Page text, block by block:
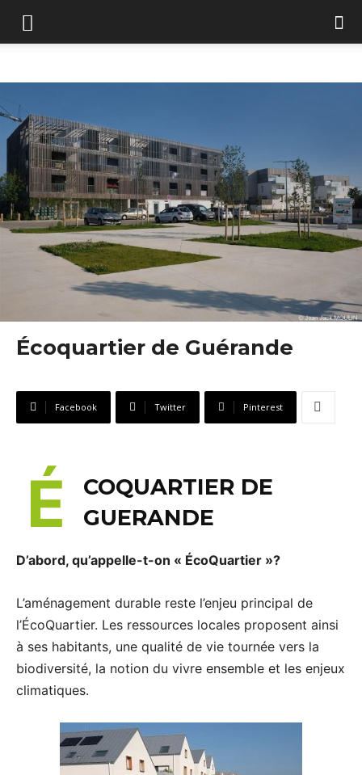
Écoquartier de Guérande
Facebook Twitter Pinterest
É
COQUARTIER DE
GUERANDE
D’abord, qu’appelle-t-on « ÉcoQuartier »?
L’aménagement durable reste l’enjeu principal de
l’ÉcoQuartier. Les ressources locales proposent ainsi
à ses habitants, une qualité de vie tournée vers la
biodiversité, la notion du vivre ensemble et les enjeux
climatiques.